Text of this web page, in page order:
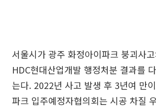
서울시가 광주 화정아이파크 붕괴사
HDC현대산업개발 행정처분 결과를
는다. 2022년 사고 발생 후 3년여 만
파크 입주예정자협의회는 시공 차질